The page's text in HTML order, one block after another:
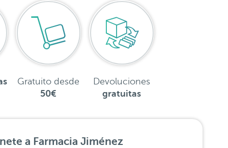
Gratuito desde
50€
Devoluciones
gratuitas
a Farmacia Jiménez